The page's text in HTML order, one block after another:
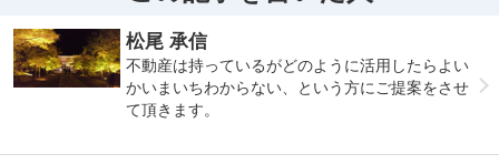
松尾 承信
不動産は持っているがどのように活用したらよい
かいまいちわからない、という方にご提案をさせ
て頂きます。